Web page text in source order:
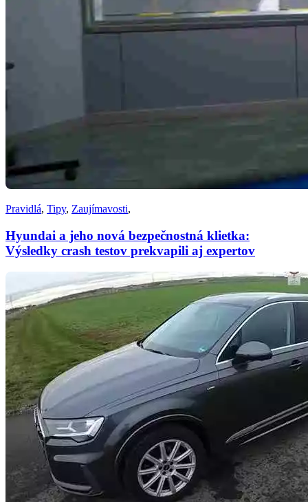
Pravidlá, Tipy, Zaujímavosti,
Hyundai a jeho nová bezpečnostná klietka:
Výsledky crash testov prekvapili aj expertov